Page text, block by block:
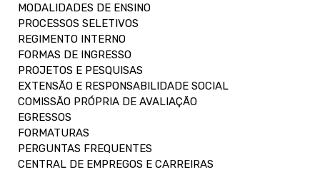
MODALIDADES DE ENSINO
PROCESSOS SELETIVOS
REGIMENTO INTERNO
FORMAS DE INGRESSO
PROJETOS E PESQUISAS
EXTENSÃO E RESPONSABILIDADE SOCIAL
COMISSÃO PRÓPRIA DE AVALIAÇÃO
EGRESSOS
FORMATURAS
PERGUNTAS FREQUENTES
CENTRAL DE EMPREGOS E CARREIRAS